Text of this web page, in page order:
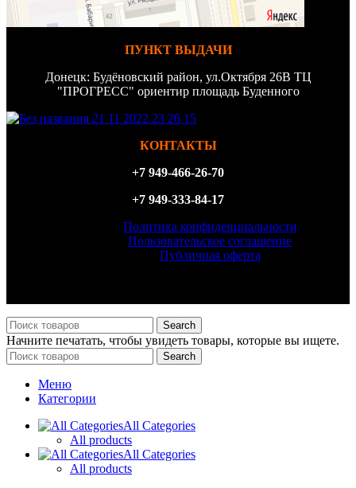
ПУНКТ ВЫДАЧИ
Донецк: Будёновский район, ул.Октября 26В ТЦ
"ПРОГРЕСС" ориентир площадь Буденного
КОНТАКТЫ
+7 949-466-26-70
+7 949-333-84-17
Политика конфиденциальности
Пользовательское соглашение
Публичная оферта
Search
Начните печатать, чтобы увидеть товары, которые вы ищете.
Search
Меню
Категории
All Categories
All products
All Categories
All products